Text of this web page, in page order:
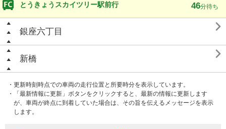
とうきょうスカイツリー駅前行 46分待ち
銀座六丁目 
新橋 
・更新時刻時点での車両の走行位置と所要時分を表示しています。
・「最新情報に更新」ボタンをクリックすると、最新の情報に更新します
が、車両が終点に到着していた場合は、その旨を伝えるメッセージを表示
します。